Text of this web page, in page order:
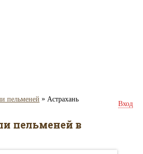
пельменей » Астрахань
Вход
пельменей в